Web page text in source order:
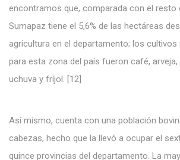
encontramos que, comparada con el resto
Sumapaz tiene el 5,6% de las hectáreas
agricultura en el departamento; los
para esta zona del país fueron café, arveja,
uchuva y fríjol. [12]
Así mismo, cuenta con una población
cabezas, hecho que la llevó a ocupar el
quince provincias del departamento. La